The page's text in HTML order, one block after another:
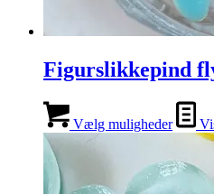
Figurslikkepind
Vælg muligheder